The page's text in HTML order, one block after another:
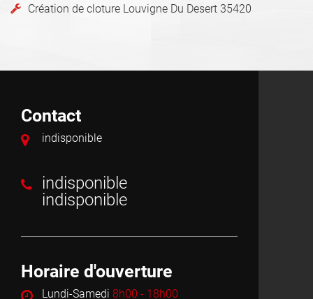
Création de cloture Louvigne Du Desert 35420
Contact
indisponible
indisponible
indisponible
Horaire d'ouverture
Lundi-Samedi 8h00 - 18h00